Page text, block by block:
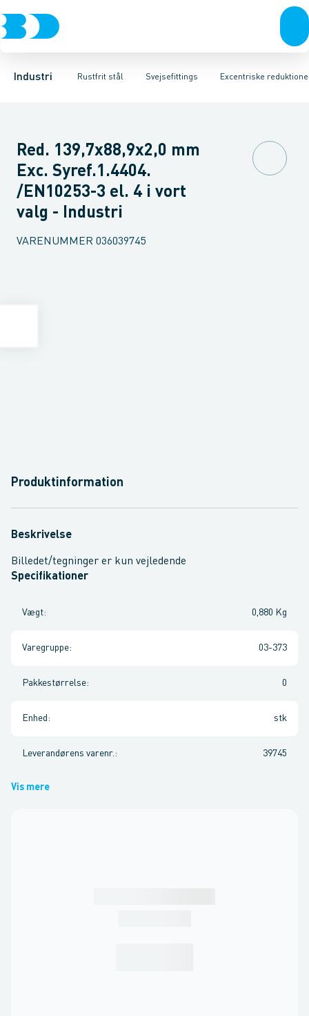
Industri Rustfrit stål
VentilerRustfrit stålSort stålGalvaniseret stålPlastIndustri
Svejsefittings
Svejsefittings ASTM svejsefittingsLevnedsmiddel fittings
Excentriske
Bøjninger Indsv. bøjninger Koncentriske reduktioner
Red. 139,7x88,9x2,0 mm
Exc. Syref.1.4404.
/EN10253-3 el. 4 i vort
valg - Industri
VARENUMMER 036039745
Produktinformation
Beskrivelse
Billedet/tegninger er kun vejledende
Specifikationer
Vægt: 0,880 Kg
Varegruppe: 03-373
Pakkestørrelse: 0
Enhed : stk
Leverandørens varenr. : 39745
Vis mere